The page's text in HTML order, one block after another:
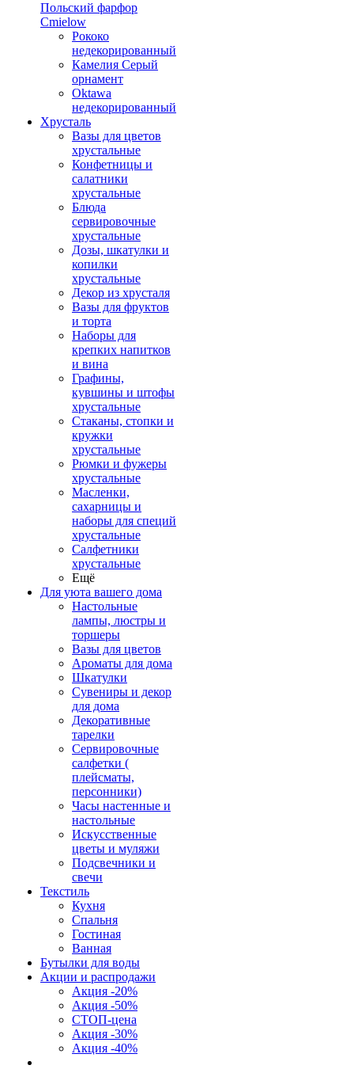
Польский фарфор
Сmielow
Рококо
недекорированный
Камелия Серый
орнамент
Oktawa
недекорированный
Хрусталь
Вазы для цветов
хрустальные
Конфетницы и
салатники
хрустальные
Блюда
сервировочные
хрустальные
Дозы, шкатулки и
копилки
хрустальные
Декор из хрусталя
Вазы для фруктов
и торта
Наборы для
крепких напитков
и вина
Графины,
кувшины и штофы
хрустальные
Стаканы, стопки и
кружки
хрустальные
Рюмки и фужеры
хрустальные
Масленки,
сахарницы и
наборы для специй
хрустальные
Салфетники
хрустальные
Ещё
Для уюта вашего дома
Настольные
лампы, люстры и
торшеры
Вазы для цветов
Ароматы для дома
Шкатулки
Сувениры и декор
для дома
Декоративные
тарелки
Сервировочные
салфетки (
плейсматы,
персонники)
Часы настенные и
настольные
Искусственные
цветы и муляжи
Подсвечники и
свечи
Текстиль
Кухня
Спальня
Гостиная
Ванная
Бутылки для воды
Акции и распродажи
Акция -20%
Акция -50%
СТОП-цена
Акция -30%
Акция -40%